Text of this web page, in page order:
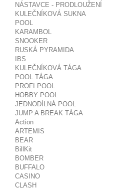
NÁSTAVCE - PRODLOUŽENÍ
KULEČNÍKOVÁ SUKNA
POOL
KARAMBOL
SNOOKER
RUSKÁ PYRAMIDA
IBS
KULEČNÍKOVÁ TÁGA
POOL TÁGA
PROFI POOL
HOBBY POOL
JEDNODÍLNÁ POOL
JUMP A BREAK TÁGA
Action
ARTEMIS
BEAR
BillKit
BOMBER
BUFFALO
CASINO
CLASH